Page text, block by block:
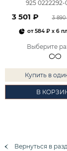
925
3 501 ₽ 3 890
от584 ₽ x 6
Выберите
Купить в
В
Вернуться в